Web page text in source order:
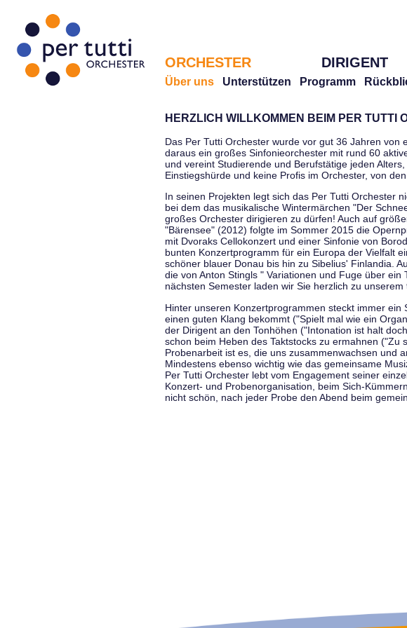
ORCHESTER DIRIGENT
Über uns Unterstützen Programm
HERZLICH WILLKOMMEN BEIM PER TUTTI
Das Per Tutti Orchester wurde vor gut 36 Jahren
daraus ein großes Sinfonieorchester mit rund 60
und vereint Studierende und Berufstätige jeden
Einstiegshürde und keine Profis im Orchester, von
In seinen Projekten legt sich das Per Tutti Orchester
bei dem das musikalische Wintermärchen "Der
großes Orchester dirigieren zu dürfen! Auch auf
"Bärensee" (2012) folgte im Sommer 2015 die
mit Dvoraks Cellokonzert und einer Sinfonie von
bunten Konzertprogramm für ein Europa der Vielfalt
schöner blauer Donau bis hin zu Sibelius' Finlandia.
die von Anton Stingls " Variationen und Fuge über
nächsten Semester laden wir Sie herzlich zu
Hinter unseren Konzertprogrammen steckt immer
einen guten Klang bekommt ("Spielt mal wie ein
der Dirigent an den Tonhöhen ("Intonation ist halt
schon beim Heben des Taktstocks zu ermahnen
Probenarbeit ist es, die uns zusammenwachsen und
Mindestens ebenso wichtig wie das gemeinsame
Per Tutti Orchester lebt vom Engagement seiner
Konzert- und Probenorganisation, beim Sich-
nicht schön, nach jeder Probe den Abend beim